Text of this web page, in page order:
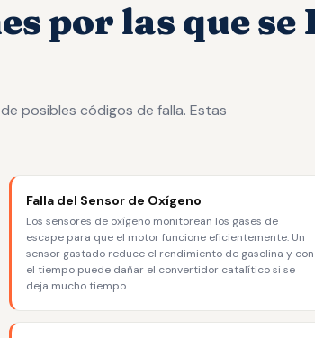
por las que se
posibles códigos de falla. Estas
Falla del Sensor de Oxígeno
Los sensores de oxígeno monitorean los gases de
escape para que el motor funcione eficientemente. Un
sensor gastado reduce el rendimiento de gasolina y con
el tiempo puede dañar el convertidor catalítico si se
deja mucho tiempo.